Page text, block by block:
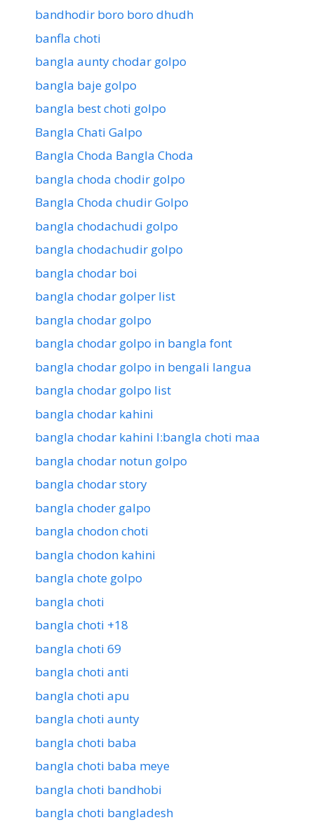
bandhodir boro boro dhudh
banfla choti
bangla aunty chodar golpo
bangla baje golpo
bangla best choti golpo
Bangla Chati Galpo
Bangla Choda Bangla Choda
bangla choda chodir golpo
Bangla Choda chudir Golpo
bangla chodachudi golpo
bangla chodachudir golpo
bangla chodar boi
bangla chodar golper list
bangla chodar golpo
bangla chodar golpo in bangla font
bangla chodar golpo in bengali langua
bangla chodar golpo list
bangla chodar kahini
bangla chodar kahini l:bangla choti maa
bangla chodar notun golpo
bangla chodar story
bangla choder galpo
bangla chodon choti
bangla chodon kahini
bangla chote golpo
bangla choti
bangla choti +18
bangla choti 69
bangla choti anti
bangla choti apu
bangla choti aunty
bangla choti baba
bangla choti baba meye
bangla choti bandhobi
bangla choti bangladesh